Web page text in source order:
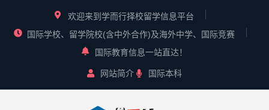
欢迎来到学而行择校留学信息平台
国际学校、留学院校(含中外合作)及海外中学、国际竞赛
国际教育信息一站直达！
网站简介 国际本科